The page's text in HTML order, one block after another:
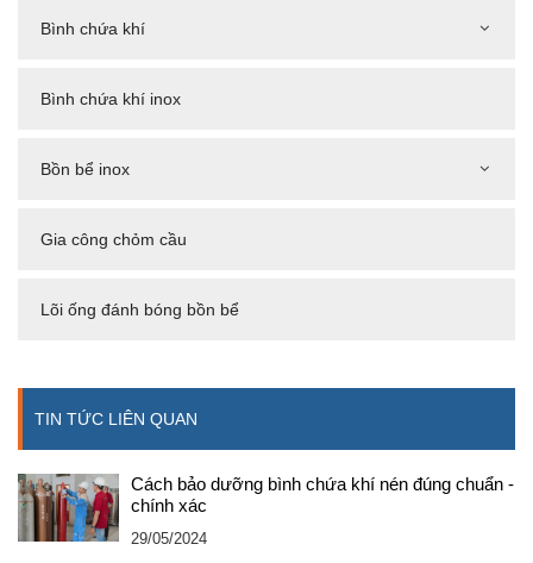
Bình chứa khí
Bình chứa khí inox
Bồn bể inox
Gia công chỏm cầu
Lõi ống đánh bóng bồn bể
TIN TỨC LIÊN QUAN
Cách bảo dưỡng bình chứa khí nén đúng chuẩn -
chính xác
29/05/2024